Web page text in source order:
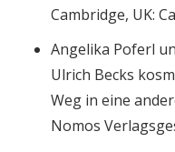
Cambridge, UK:
Angelika Poferl
Ulrich Becks
Weg in eine
Nomos